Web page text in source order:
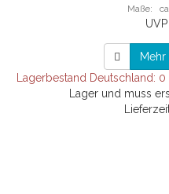
Maße:
Lagerbestand Deutschland: 0
Lager und muss